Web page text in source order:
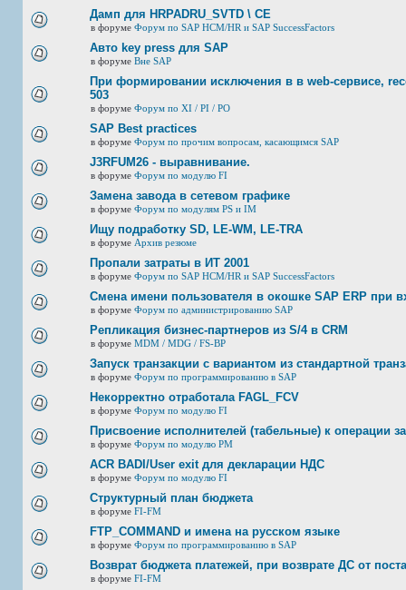
Дамп для HRPADRU_SVTD \ CE
в форуме Форум по SAP HCM/HR и SAP SuccessFactors
Авто key press для SAP
в форуме Вне SAP
При формировании исключения в в web-сервисе,
503
в форуме Форум по XI / PI / РО
SAP Best practices
в форуме Форум по прочим вопросам, касающимся SAP
J3RFUМ26 - выравнивание.
в форуме Форум по модулю FI
Замена завода в сетевом графике
в форуме Форум по модулям PS и IM
Ищу подработку SD, LE-WM, LE-TRA
в форуме Архив резюме
Пропали затраты в ИТ 2001
в форуме Форум по SAP HCM/HR и SAP SuccessFactors
Смена имени пользователя в окошке SAP ERP при
в форуме Форум по администрированию SAP
Репликация бизнес-партнеров из S/4 в CRM
в форуме MDM / MDG / FS-BP
Запуск транзакции с вариантом из стандартной
в форуме Форум по программированию в SAP
Некорректно отработала FAGL_FCV
в форуме Форум по модулю FI
Присвоение исполнителей (табельные) к операции
в форуме Форум по модулю РМ
ACR BADI/User exit для декларации НДС
в форуме Форум по модулю FI
Структурный план бюджета
в форуме FI-FM
FTP_COMMAND и имена на русском языке
в форуме Форум по программированию в SAP
Возврат бюджета платежей, при возврате ДС от
в форуме FI-FM